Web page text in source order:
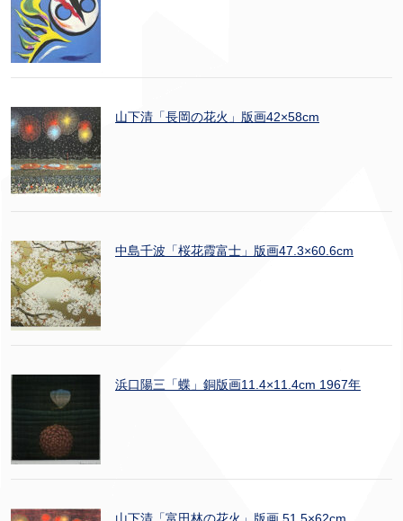
山下清「長岡の花火」版画42×58cm
中島千波「桜花霞富士」版画47.3×60.6cm
浜口陽三「蝶」銅版画11.4×11.4cm 1967年